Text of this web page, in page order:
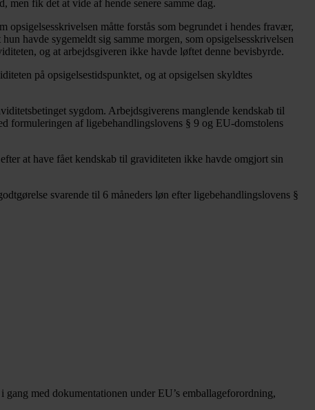
fik det at vide af hende senere samme dag.
måtte forstås som begrundet i hendes fravær,
havde sygemeldt sig samme morgen, som opsigelsesskrivelsen
og at arbejdsgiveren ikke havde løftet denne bevisbyrde.
på opsigelsestidspunktet, og at opsigelsen skyldtes
sygdom. Arbejdsgiverens manglende kendskab til
formuleringen af ligebehandlingslovens § 9 og EU-domstolens
at have fået kendskab til graviditeten ikke havde omgjort sin
svarende til 6 måneders løn efter ligebehandlingslovens §
med dokumentationen under EU’s emballageforordning,